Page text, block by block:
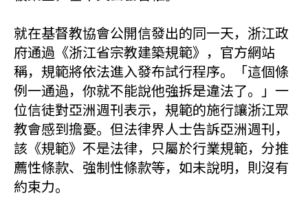
就在基督教協會公開信發出的同一天，浙江政
府通過《浙江省宗教建築規範》，官方網站
稱，規範將依法進入發布試行程序。「這個條
例一通過，你就不能說他強拆是違法了。」一
位信徒對亞洲週刊表示，規範的施行讓浙江眾
教會感到擔憂。但法律界人士告訴亞洲週刊，
該《規範》不是法律，只屬於行業規範，分推
薦性條款、強制性條款等，如未說明，則沒有
約束力。